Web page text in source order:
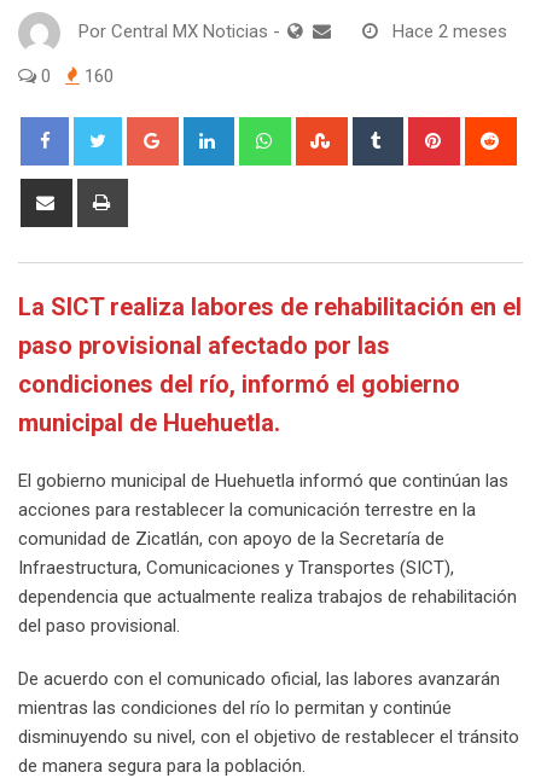
Por Central MX Noticias - Hace 2 meses
0 160
Google+ LinkedIn WhatsappStumbleUpon
Tumblr Pinterest
Share
La SICT realiza labores de rehabilitación en el
paso provisional afectado por las
condiciones del río, informó el gobierno
municipal de Huehuetla.
El gobierno municipal de Huehuetla informó que continúan las
acciones para restablecer la comunicación terrestre en la
comunidad de Zicatlán, con apoyo de la Secretaría de
Infraestructura, Comunicaciones y Transportes (SICT),
dependencia que actualmente realiza trabajos de rehabilitación
del paso provisional.
De acuerdo con el comunicado oficial, las labores avanzarán
mientras las condiciones del río lo permitan y continúe
disminuyendo su nivel, con el objetivo de restablecer el tránsito
de manera segura para la población.